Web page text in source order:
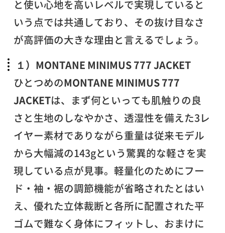
と使い心地を高いレベルで実現していると
いう点では共通しており、その抜け目なさ
が高評価の大きな理由と言えるでしょう。
１）MONTANE MINIMUS 777 JACKET
ひとつめのMONTANE MINIMUS 777
JACKETは、まず何といっても肌触りの良
さと生地のしなやかさ、透湿性を備えた3レ
イヤー素材でありながら重量は従来モデル
から大幅減の143gという驚異的な軽さを実
現している点が見事。軽量化のためにフー
ド・袖・裾の調節機能が省略されたとはい
え、優れた立体裁断と各所に配置された平
ゴムで難なく身体にフィットし、おまけに